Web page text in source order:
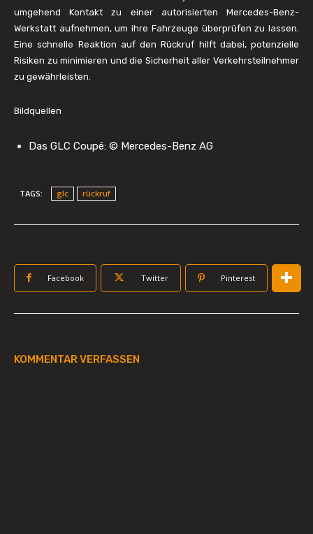
umgehend Kontakt zu einer autorisierten Mercedes-Benz-
Werkstatt aufnehmen, um ihre Fahrzeuge überprüfen zu lassen.
Eine schnelle Reaktion auf den Rückruf hilft dabei, potenzielle
Risiken zu minimieren und die Sicherheit aller Verkehrsteilnehmer
zu gewährleisten.
Bildquellen
Das GLC Coupé: © Mercedes-Benz AG
TAGS: glc rückruf
Facebook Twitter Pinterest
KOMMENTAR VERFASSEN